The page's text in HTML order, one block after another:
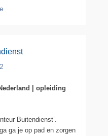
| opleiding
Buitendienst’.
ga je op pad en zorgen